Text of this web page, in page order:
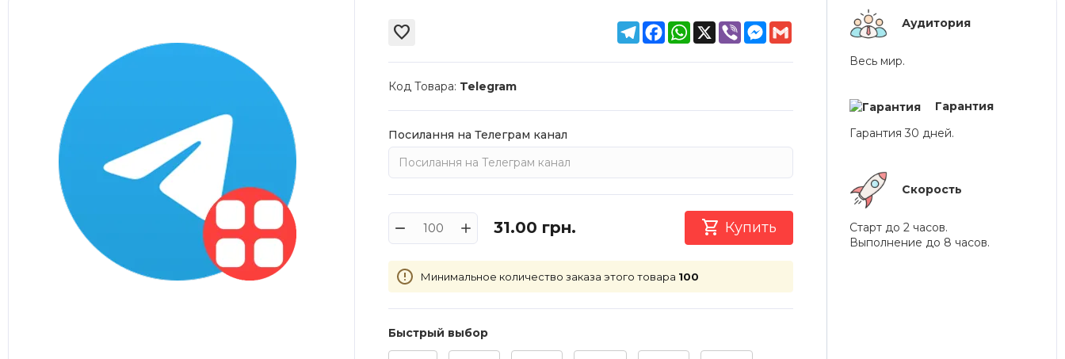
 TelegramFacebookWhatsApp
X ViberMessenger
Код Товара: Telegram
Посилання на Телеграм канал
31.00 грн.  Купить
Минимальное количество заказа этого товара 100
Быстрый выбор
Аудитория
Весь мир.
Гарантия
Гарантия 30 дней.
Скорость
Старт до 2 часов.
Выполнение до 8 часов.